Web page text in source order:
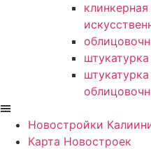
Новостройки
Карта Новостроек